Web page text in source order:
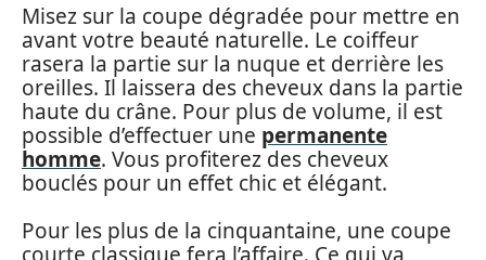
Misez sur la coupe dégradée pour mettre en
avant votre beauté naturelle. Le coiffeur
rasera la partie sur la nuque et derrière les
oreilles. Il laissera des cheveux dans la partie
haute du crâne. Pour plus de volume, il est
possible d’effectuer une permanente
homme. Vous profiterez des cheveux
bouclés pour un effet chic et élégant.
Pour les plus de la cinquantaine, une coupe